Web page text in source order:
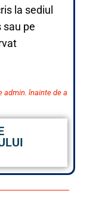
la sediul
sau pe
admin. înainte de a